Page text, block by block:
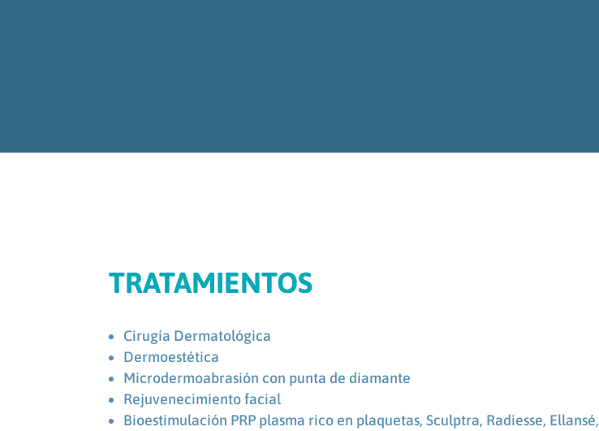
TRATAMIENTOS
Cirugía Dermatológica
Dermoestética
Microdermoabrasión con punta de diamante
Rejuvenecimiento facial
Bioestimulación PRP plasma rico en plaquetas,Sculptra, Radiesse, Ellansé,